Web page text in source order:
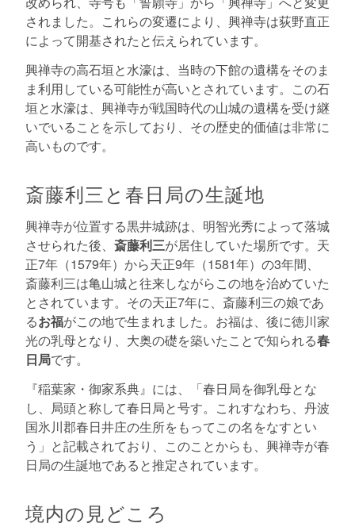
されました。これらの変遷により、興禅寺は荻野直正
によって開基されたと伝えられています。
興禅寺の高石垣と水濠は、当時の下館の遺構をそのま
ま利用している可能性が高いとされています。この石
垣と水濠は、興禅寺が戦国時代の山城の遺構を受け継
いでいることを示しており、その歴史的価値は非常に
高いものです。
斎藤利三と春日局の生誕地
興禅寺が位置する黒井城跡は、明智光秀によって落城
させられた後、 斎藤利三が居住していた場所です。天
正7年（1579年）から天正9年（1581年）の3年間、
斎藤利三は亀山城と往来しながらこの地を治めていた
とされています。その天正7年に、斎藤利三の娘であ
るお福がこの地で生まれました。お福は、後に徳川家
光の乳母となり、大奥の礎を築いたことで知られる春
日局です。
『稲葉家・御家系典』には、「春日局を御乳母とな
し、局頭と称して春日局と号す。これすなわち、丹波
国氷川郡春日井庄の生所をもってこの名をなすとい
う」と記載されており、このことからも、興禅寺が春
日局の生誕地であると推定されています。
境内の見どころ